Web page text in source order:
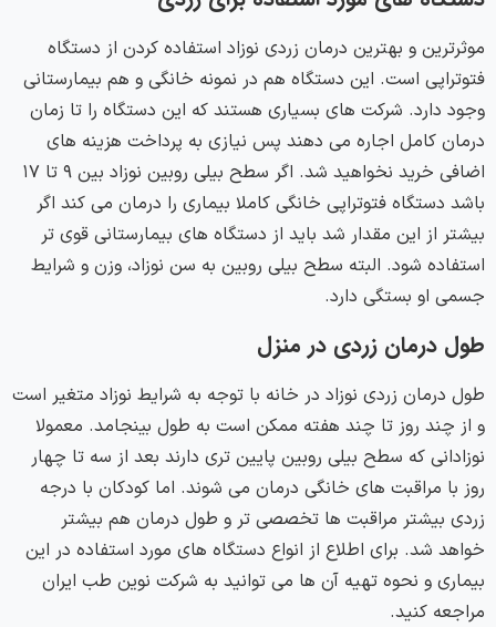
موثرترین و بهترین درمان زردی نوزاد استفاده کردن از دستگاه
فتوتراپی است. این دستگاه هم در نمونه خانگی و هم بیمارستانی
وجود دارد. شرکت های بسیاری هستند که این دستگاه را تا زمان
درمان کامل اجاره می دهند پس نیازی به پرداخت هزینه های
اضافی خرید نخواهید شد. اگر سطح بیلی روبین نوزاد بین ۹ تا ۱۷
باشد دستگاه فتوتراپی خانگی کاملا بیماری را درمان می کند اگر
بیشتر از این مقدار شد باید از دستگاه های بیمارستانی قوی تر
استفاده شود. البته سطح بیلی روبین به سن نوزاد، وزن و شرایط
جسمی او بستگی دارد.
طول درمان زردی در منزل
طول درمان زردی نوزاد در خانه با توجه به شرایط نوزاد متغیر است
و از چند روز تا چند هفته ممکن است به طول بینجامد. معمولا
نوزادانی که سطح بیلی روبین پایین تری دارند بعد از سه تا چهار
روز با مراقبت های خانگی درمان می شوند. اما کودکان با درجه
زردی بیشتر مراقبت ها تخصصی تر و طول درمان هم بیشتر
خواهد شد. برای اطلاع از انواع دستگاه های مورد استفاده در این
بیماری و نحوه تهیه آن ها می توانید به شرکت نوین طب ایران
مراجعه کنید.